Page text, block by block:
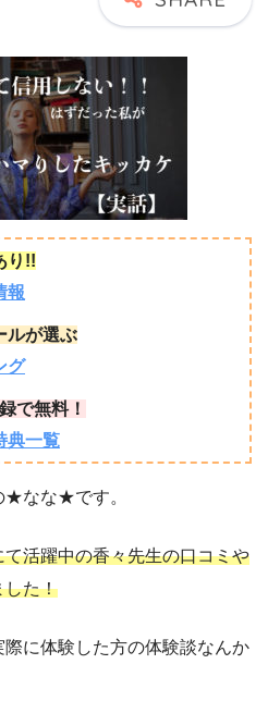
り!!
報
ルが選ぶ
グ
で無料！
典一覧
★なな★です。
活躍中の香々先生の口コミや
した！
に体験した方の体験談なんか